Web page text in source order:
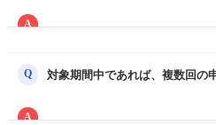
電話：０１２０－３３６－９３
A
Q 対象期間中であれば、複数回の
A